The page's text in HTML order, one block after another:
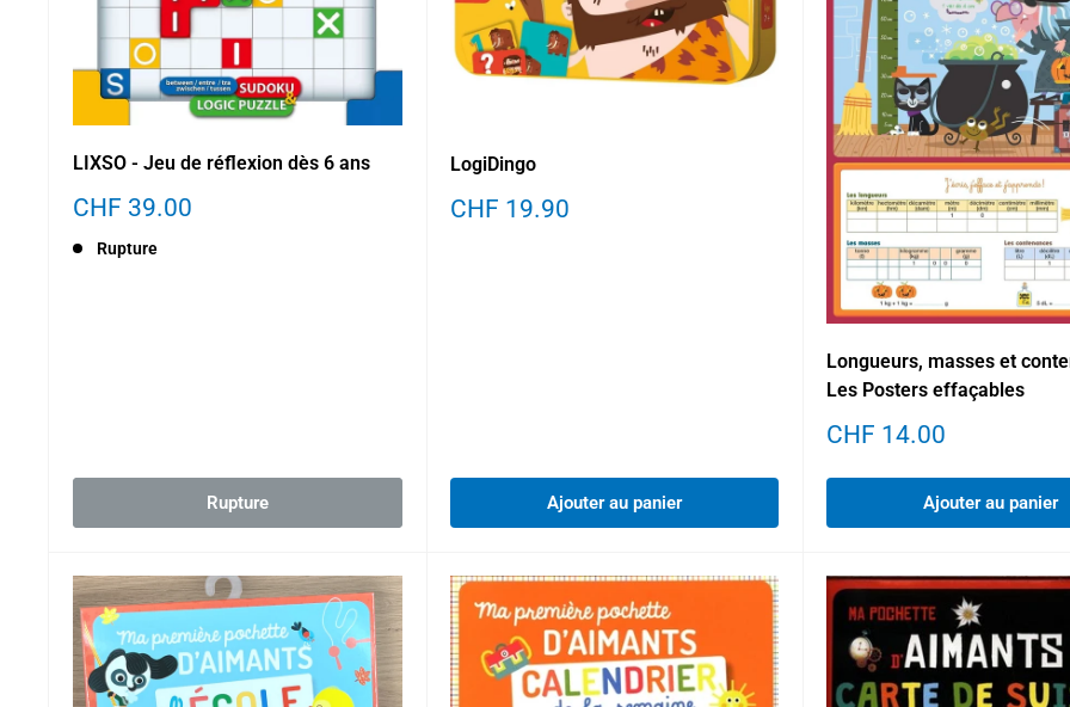
LIXSO - Jeu de réflexion dès 6 ans
Prix
CHF 39.00
Rupture
Rupture
LogiDingo
Prix
CHF 19.90
Ajouter au panier
Longueurs, masses et
Les Posters effaçables
Prix
CHF 14.00
Ajouter au panier